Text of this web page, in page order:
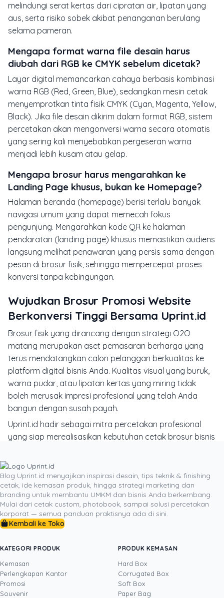
melindungi serat kertas dari cipratan air, lipatan yang
aus, serta risiko sobek akibat penanganan berulang
selama pameran.
Mengapa format warna file desain harus
diubah dari RGB ke CMYK sebelum dicetak?
Layar digital memancarkan cahaya berbasis kombinasi
warna RGB (Red, Green, Blue), sedangkan mesin cetak
menyemprotkan tinta fisik CMYK (Cyan, Magenta, Yellow,
Black). Jika file desain dikirim dalam format RGB, sistem
percetakan akan mengonversi warna secara otomatis
yang sering kali menyebabkan pergeseran warna
menjadi lebih kusam atau gelap.
Mengapa brosur harus mengarahkan ke
Landing Page khusus, bukan ke Homepage?
Halaman beranda (homepage) berisi terlalu banyak
navigasi umum yang dapat memecah fokus
pengunjung. Mengarahkan kode QR ke halaman
pendaratan (landing page) khusus memastikan audiens
langsung melihat penawaran yang persis sama dengan
pesan di brosur fisik, sehingga mempercepat proses
konversi tanpa kebingungan.
Wujudkan Brosur Promosi Website
Berkonversi Tinggi Bersama Uprint.id
Brosur fisik yang dirancang dengan strategi O2O
matang merupakan aset pemasaran berharga yang
terus mendatangkan calon pelanggan berkualitas ke
platform digital bisnis Anda. Kualitas visual yang buruk,
warna pudar, atau lipatan kertas yang miring tidak
boleh merusak impresi profesional yang telah Anda
bangun dengan susah payah.
Uprint.id hadir sebagai mitra percetakan profesional
yang siap merealisasikan kebutuhan cetak brosur bisnis
digital terkini, ketepatan warna dan kerapian
pemotongan terjamin di setiap lembar produksi.
Kunjungi langsung layananCetak Brosur Uprint.iduntuk
memilih variasi bahan, gramasi, serta opsi pelapis akhir
yang paling sesuai dengan anggaran kampanye Anda.
Konsultasikan kebutuhan media cetak Anda hari ini
memukau dan berkonversi tinggi.
DITULIS OLEH
Blog Uprint.id menyajikan inspirasi desain, tips teknik & finishing
cetak, ide kemasan produk, hingga strategi marketing dan
branding untuk membantu UMKM dan bisnis Anda berkembang.
Mulai dari cetak custom, photobook, sampai solusi percetakan
korporat — semua panduan praktisnya ada di sini.
Kembali ke Toko
KATEGORI PRODUK
Kemasan
Perlengkapan Kantor
Promosi
Souvenir
PRODUK KEMASAN
Hard Box
Corrugated Box
Soft Box
Paper Bag